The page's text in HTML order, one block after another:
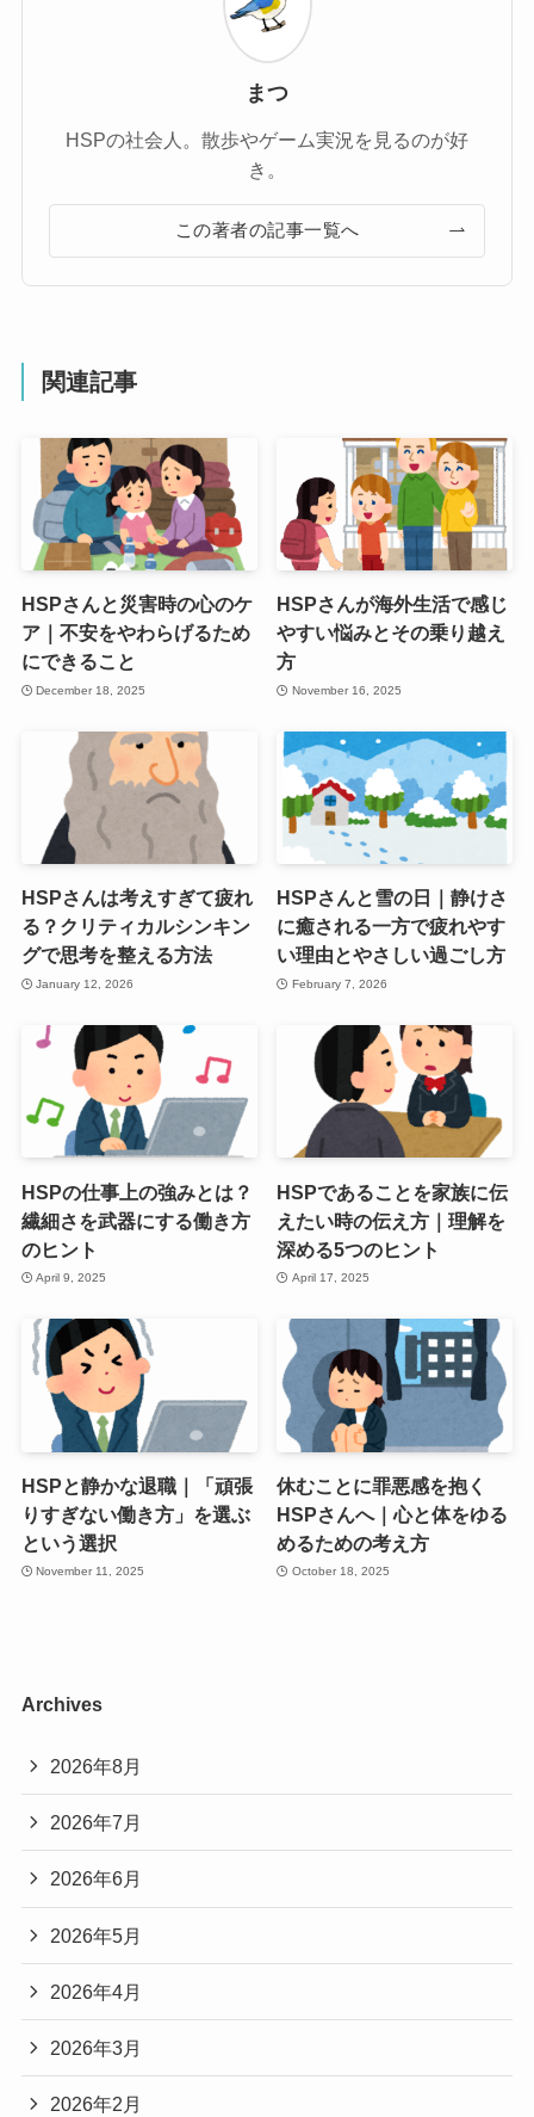
まつ
HSPの社会人。散歩やゲーム実況を見るのが好
き。
この著者の記事一覧へ
関連記事
HSPさんと災害時の心のケ
ア｜不安をやわらげるため
にできること
December 18, 2025
HSPさんが海外生活で感じ
やすい悩みとその乗り越え
方
November 16, 2025
HSPさんは考えすぎて疲れ
る？クリティカルシンキン
グで思考を整える方法
January 12, 2026
HSPさんと雪の日｜静けさ
に癒される一方で疲れやす
い理由とやさしい過ごし方
February 7, 2026
HSPの仕事上の強みとは？
繊細さを武器にする働き方
のヒント
April 9, 2025
HSPであることを家族に伝
えたい時の伝え方｜理解を
深める5つのヒント
April 17, 2025
HSPと静かな退職｜「頑張
りすぎない働き方」を選ぶ
という選択
November 11, 2025
休むことに罪悪感を抱く
HSPさんへ｜心と体をゆる
めるための考え方
October 18, 2025
Archives
2026年8月
2026年7月
2026年6月
2026年5月
2026年4月
2026年3月
2026年2月